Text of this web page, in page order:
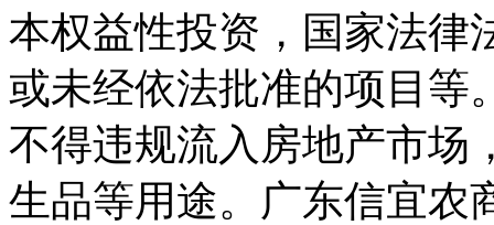
本权益性投资，国家法律
或未经依法批准的项目等
不得违规流入房地产市场
生品等用途。广东信宜农